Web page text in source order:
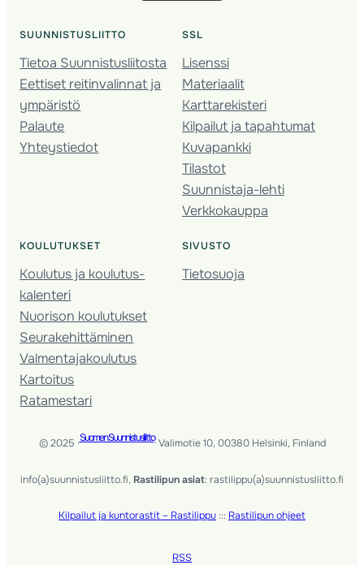
SUUNNISTUSLIITTO
Tietoa Suunnistusliitosta
Eettiset reitinvalinnat ja
ympäristö
Palaute
Yhteystiedot
SSL
Lisenssi
Materiaalit
Karttarekisteri
Kilpailut ja tapahtumat
Kuvapankki
Tilastot
Suunnistaja-lehti
Verkkokauppa
KOULUTUKSET
Koulutus ja koulutus­
kalenteri
Nuorison koulutukset
Seura­kehittäminen
Valmentaja­koulutus
Kartoitus
Ratamestari
SIVUSTO
Tietosuoja
© 2025 ·Suomen Suunnistusliitto· Valimotie 10, 00380 Helsinki, Finland
info(a)suunnistusliitto.fi, Rastilipun asiat: rastilippu(a)suunnistusliitto.fi
Kilpailut ja kuntorastit – Rastilippu ::: Rastilipun ohjeet
RSS